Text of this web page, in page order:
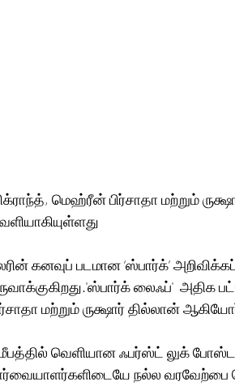
மெஹ்ரீன் பிர்சாதா மற்றும்
கனவுப் படமான ‘ஸ்பார்க்’
லைஃப்'  அதிக பட்ஜெட் ஆக்‌ஷன் த்ரில்லர் படமான
மற்றும் ருக்ஷார் தில்லான்
வெளியான ஃபர்ஸ்ட் லுக்
நல்ல வரவேற்பை